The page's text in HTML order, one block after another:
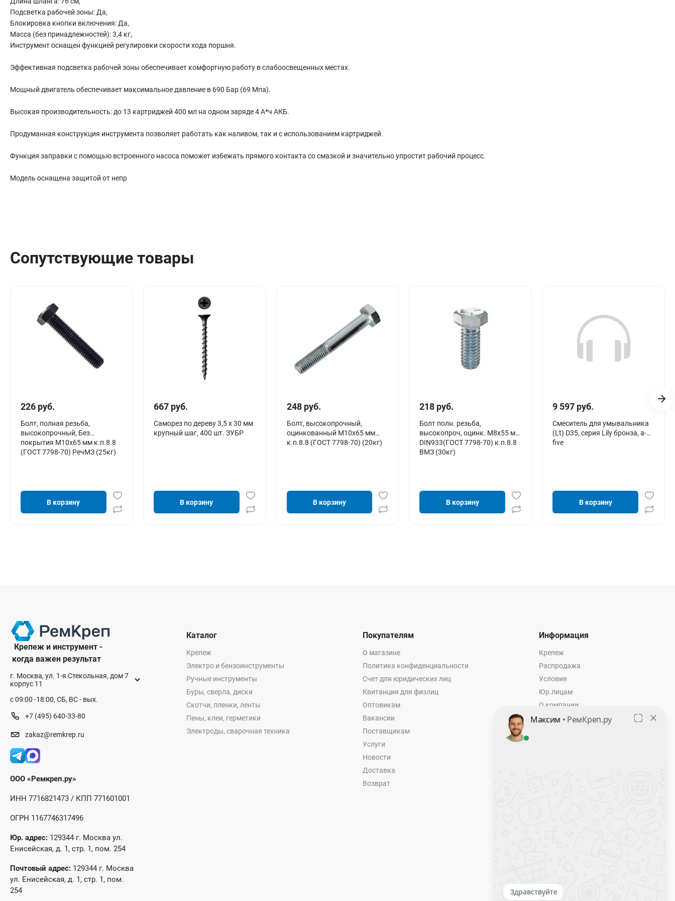
Сантехника
Соединители сантехнические
Таймеры подачи воды
Тройники сантехнические
Подсветка рабочей зоны: Да,
Блокировка кнопки включения: Да,
Масса (без принадлежностей): 3,4 кг,
Инструмент оснащен функцией регулировки скорости хода поршня.
Эффективная подсветка рабочей зоны обеспечивает комфортную работу в слабоосвещенных местах.
Мощный двигатель обеспечивает максимальное давление в 690 Бар (69 Мпа).
Высокая производительность: до 13 картриджей 400 мл на одном заряде 4 А*ч АКБ.
Продуманная конструкция инструмента позволяет работать как наливом, так и с использованием картриджей.
Функция заправки с помощью встроенного насоса поможет избежать прямого контакта со смазкой и значительно упростит рабочий процесс.
Модель оснащена защитой от непр
Сопутствующие товары
226 руб.
Болт, полная резьба,
высокопрочный, Без
покрытия М10х65 мм к.п.8.8
(ГОСТ 7798-70) РечМЗ (25кг)
В корзину
667 руб.
Саморез по дереву 3,5 х 30 мм
крупный шаг, 400 шт. ЗУБР
В корзину
248 руб.
Болт, высокопрочный,
оцинкованный М10х65 мм
к.п.8.8 (ГОСТ 7798-70) (20кг)
В корзину
218 руб.
Болт полн. резьба,
высокопроч, оцинк. М8х55 мм
DIN933(ГОСТ 7798-70) к.п.8.8
ВМЗ (30кг)
В корзину
9 597 руб.
Смеситель для умывальника
(Lt) D35, серия Lily бронза, a-
five
В корзину
Крепеж и инструмент -
когда важен результат
г. Москва, ул. 1-я Стекольная, дом 7
корпус 11
с 09:00 -18:00, СБ, ВС - вых.
+7 (495) 640-33-80
zakaz@remkrep.ru
ООО «Ремкреп.ру»
ИНН 7716821473 / КПП 771601001
ОГРН 1167746317496
Юр. адрес: 129344 г. Москва ул.
Енисейская, д. 1, стр. 1, пом. 254
Почтовый адрес: 129344 г. Москва
ул. Енисейская, д. 1, стр. 1, пом.
254
Каталог
Крепеж
Электро и бензоинструменты
Ручные инструменты
Буры, сверла, диски
Скотчи, пленки, ленты
Пены, клеи, герметики
Электроды, сварочная техника
Покупателям
О магазине
Политика конфиденциальности
Счет для юридических лиц
Квитанция для физлиц
Оптовикам
Вакансии
Поставщикам
Услуги
Новости
Доставка
Возврат
Информация
Крепеж
Распродажа
Условия
Юр.лицам
О компании
Контакты